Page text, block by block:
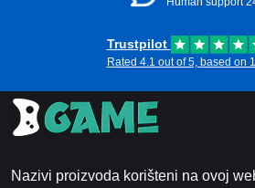
Trustpilot
Rated 4.1 out of 5, based on
Nazivi proizvoda korišteni na ovoj